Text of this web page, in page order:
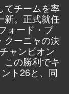
てチームを率
新。正式就任
ォード・ブ
クーニャの決
ャンピオン
この勝利でキ
ト26と、同